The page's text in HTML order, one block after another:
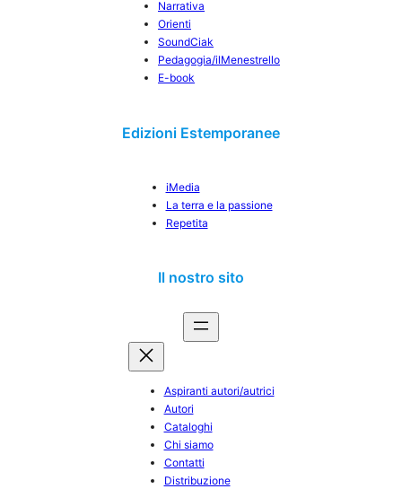
Narrativa
Orienti
SoundCiak
Pedagogia/ilMenestrello
E-book
Edizioni Estemporanee
iMedia
La terra e la passione
Repetita
Il nostro sito
Aspiranti autori/autrici
Autori
Cataloghi
Chi siamo
Contatti
Distribuzione